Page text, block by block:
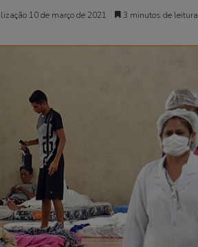
10 de março de 2021 3 minutos de leitura